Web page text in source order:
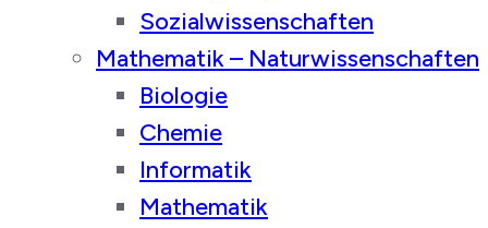
Sozialwissenschaften
Mathematik – Naturwissenschaften
Biologie
Chemie
Informatik
Mathematik